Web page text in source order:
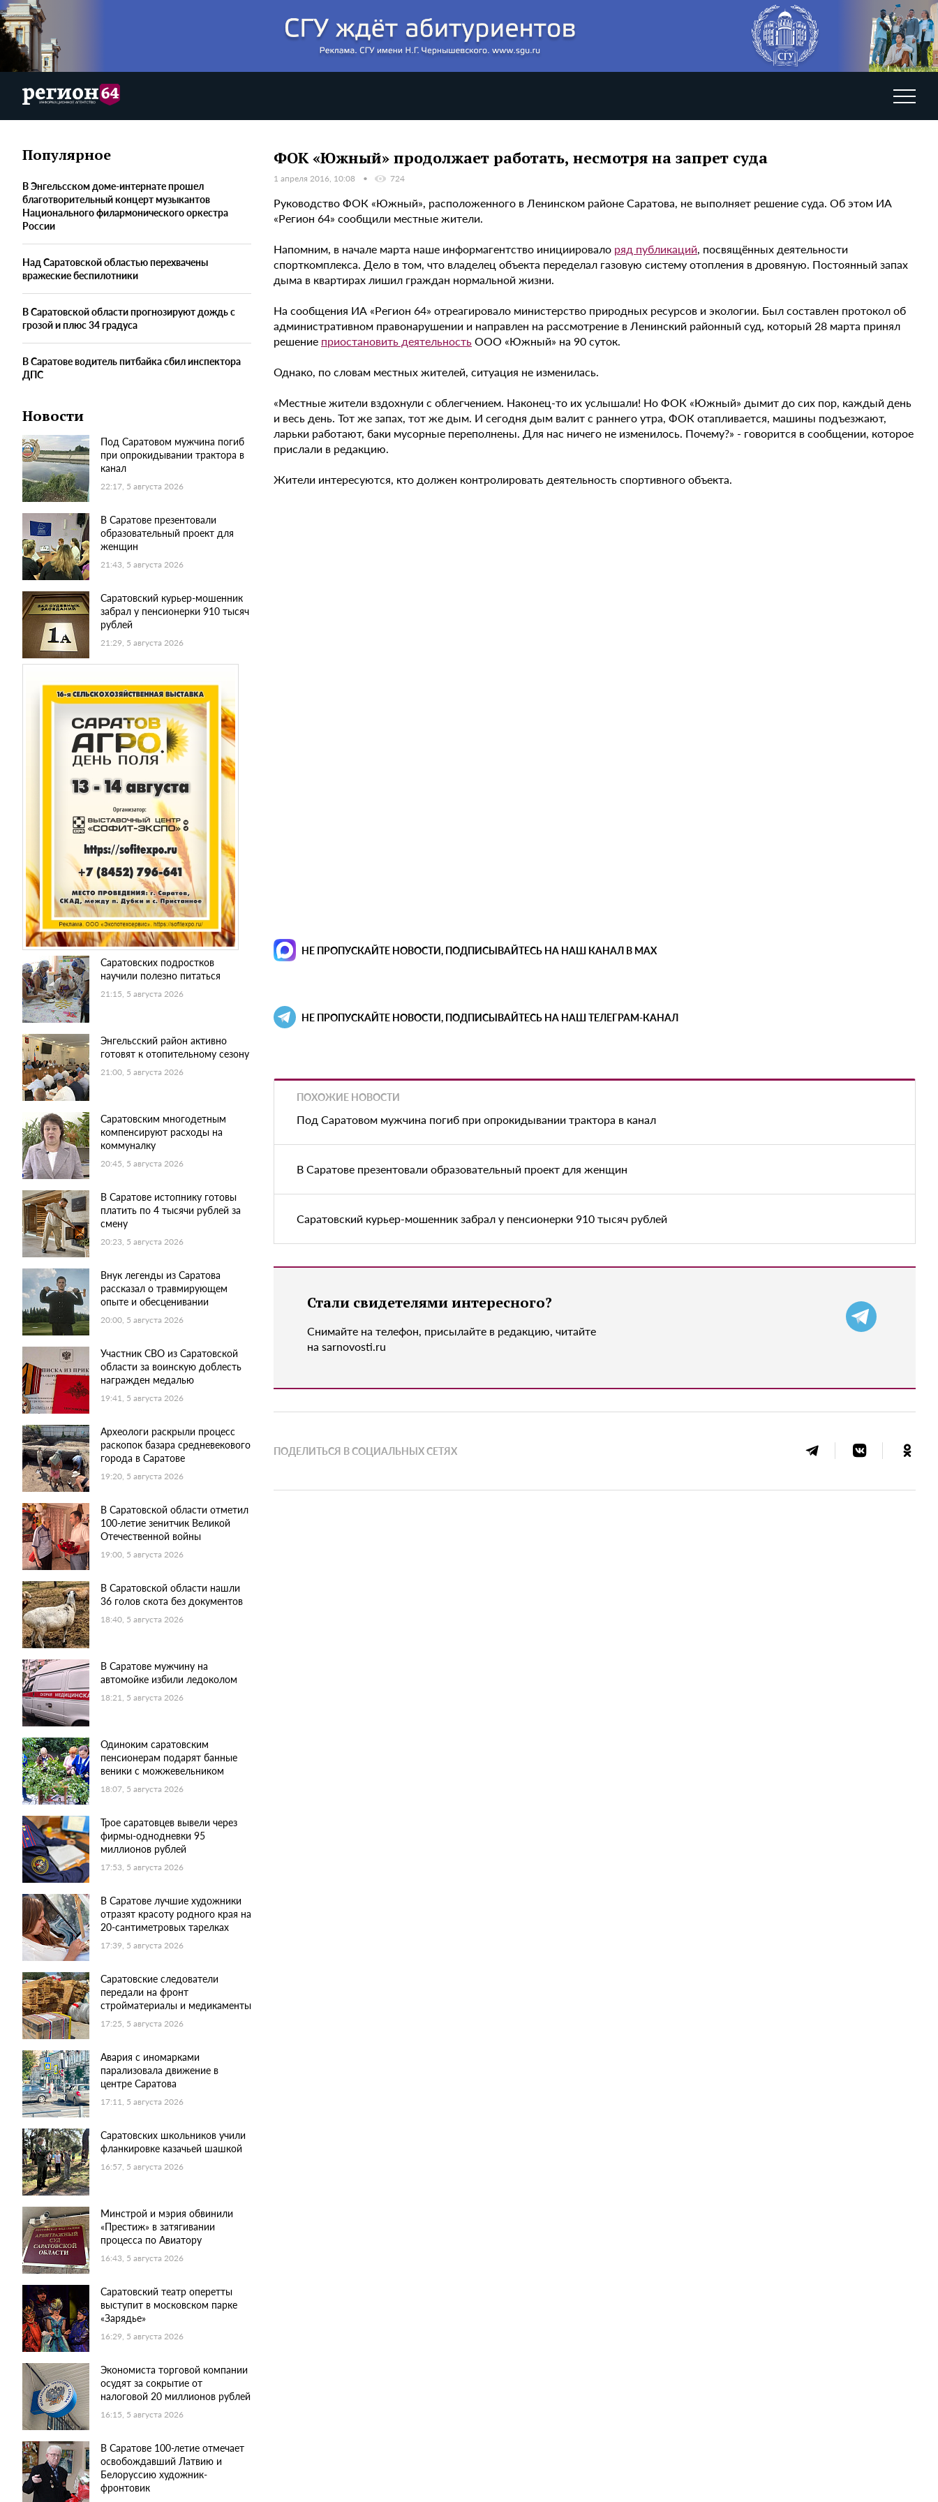
Популярное
В Энгельсском доме-интернате прошел
благотворительный концерт музыкантов
Национального филармонического оркестра
России
Над Саратовской областью перехвачены
вражеские беспилотники
В Саратовской области прогнозируют дождь с
грозой и плюс 34 градуса
В Саратове водитель питбайка сбил инспектора
ДПС
Новости
Под Саратовом мужчина погиб
при опрокидывании трактора в
канал
22:17, 5 августа 2026
В Саратове презентовали
образовательный проект для
женщин
21:43, 5 августа 2026
Саратовский курьер-мошенник
забрал у пенсионерки 910 тысяч
рублей
21:29, 5 августа 2026
Саратовских подростков
научили полезно питаться
21:15, 5 августа 2026
Энгельсский район активно
готовят к отопительному сезону
21:00, 5 августа 2026
Саратовским многодетным
компенсируют расходы на
коммуналку
20:45, 5 августа 2026
В Саратове истопнику готовы
платить по 4 тысячи рублей за
смену
20:23, 5 августа 2026
Внук легенды из Саратова
рассказал о травмирующем
опыте и обесценивании
20:00, 5 августа 2026
Участник СВО из Саратовской
области за воинскую доблесть
награжден медалью
19:41, 5 августа 2026
Археологи раскрыли процесс
раскопок базара средневекового
города в Саратове
19:20, 5 августа 2026
В Саратовской области отметил
100-летие зенитчик Великой
Отечественной войны
19:00, 5 августа 2026
В Саратовской области нашли
36 голов скота без документов
18:40, 5 августа 2026
В Саратове мужчину на
автомойке избили ледоколом
18:21, 5 августа 2026
Одиноким саратовским
пенсионерам подарят банные
веники с можжевельником
18:07, 5 августа 2026
Трое саратовцев вывели через
фирмы-однодневки 95
миллионов рублей
17:53, 5 августа 2026
В Саратове лучшие художники
отразят красоту родного края на
20-сантиметровых тарелках
17:39, 5 августа 2026
Саратовские следователи
передали на фронт
стройматериалы и медикаменты
17:25, 5 августа 2026
Авария с иномарками
парализовала движение в
центре Саратова
17:11, 5 августа 2026
Саратовских школьников учили
фланкировке казачьей шашкой
16:57, 5 августа 2026
Минстрой и мэрия обвинили
«Престиж» в затягивании
процесса по Авиатору
16:43, 5 августа 2026
Саратовский театр оперетты
выступит в московском парке
«Зарядье»
16:29, 5 августа 2026
Экономиста торговой компании
осудят за сокрытие от
налоговой 20 миллионов рублей
16:15, 5 августа 2026
В Саратове 100-летие отмечает
освобождавший Латвию и
Белоруссию художник-
фронтовик
ФОК «Южный» продолжает работать, несмотря на запрет суда
1 апреля 2016, 10:08 724
Руководство ФОК «Южный», расположенного в Ленинском районе Саратова, не выполняет решение суда. Об этом ИА
«Регион 64» сообщили местные жители.
Напомним, в начале марта наше информагентство инициировало ряд публикаций, посвящённых деятельности
спорткомплекса. Дело в том, что владелец объекта переделал газовую систему отопления в дровяную. Постоянный запах
дыма в квартирах лишил граждан нормальной жизни.
На сообщения ИА «Регион 64» отреагировало министерство природных ресурсов и экологии. Был составлен протокол об
административном правонарушении и направлен на рассмотрение в Ленинский районный суд, который 28 марта принял
решение приостановить деятельностьООО «Южный» на 90 суток.
Однако, по словам местных жителей, ситуация не изменилась.
«Местные жители вздохнули с облегчением. Наконец-то их услышали! Но ФОК «Южный» дымит до сих пор, каждый день
и весь день. Тот же запах, тот же дым. И сегодня дым валит с раннего утра, ФОК отапливается, машины подъезжают,
ларьки работают, баки мусорные переполнены. Для нас ничего не изменилось. Почему?» - говорится в сообщении, которое
прислали в редакцию.
Жители интересуются, кто должен контролировать деятельность спортивного объекта.
НЕ ПРОПУСКАЙТЕ НОВОСТИ, ПОДПИСЫВАЙТЕСЬ НА НАШ КАНАЛ В MAX
НЕ ПРОПУСКАЙТЕ НОВОСТИ, ПОДПИСЫВАЙТЕСЬ НА НАШ ТЕЛЕГРАМ-КАНАЛ
ПОХОЖИЕ НОВОСТИ
Под Саратовом мужчина погиб при опрокидывании трактора в канал
В Саратове презентовали образовательный проект для женщин
Саратовский курьер-мошенник забрал у пенсионерки 910 тысяч рублей
Стали свидетелями интересного?
Снимайте на телефон, присылайте в редакцию, читайте
на sarnovosti.ru
ПОДЕЛИТЬСЯ В СОЦИАЛЬНЫХ СЕТЯХ